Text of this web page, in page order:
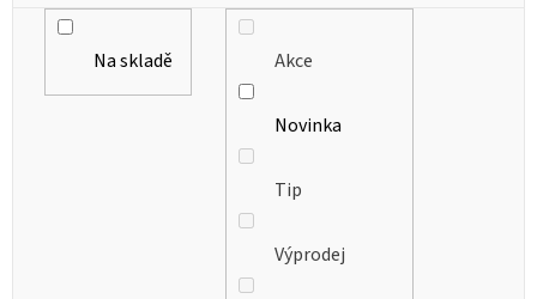
Na skladě Akce
Novinka
Tip
Výprodej